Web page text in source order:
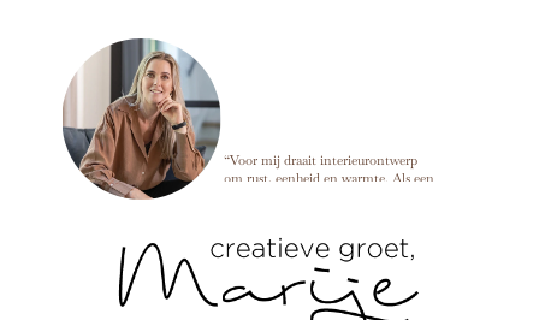
“Voor mij draait interieurontwerp
om rust, eenheid en warmte. Als een